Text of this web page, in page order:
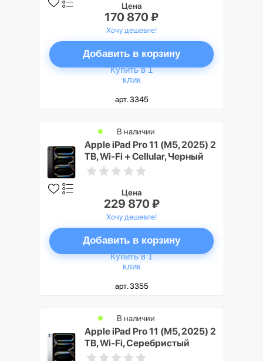
Цена
170 870 ₽
Хочу дешевле!
Добавить в корзину
Купить в 1
клик
арт. 3345
Apple iPad Pro 11 (M5, 2025) 2
TB, Wi-Fi + Cellular, Черный
космос (Space Black), Nano-
В наличии
Цена
229 870 ₽
Хочу дешевле!
Добавить в корзину
Купить в 1
клик
арт. 3355
Apple iPad Pro 11 (M5, 2025) 2
TB, Wi-Fi, Серебристый
(Silver)
В наличии